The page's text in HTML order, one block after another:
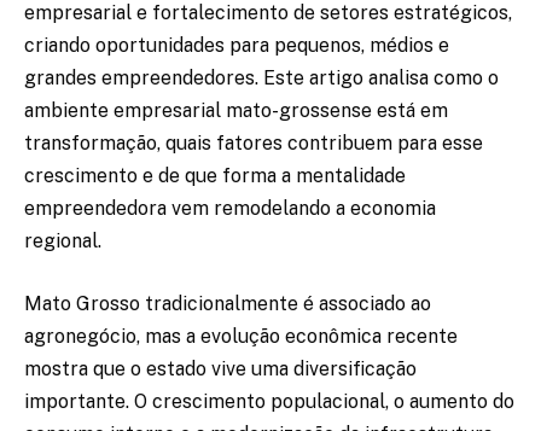
empresarial e fortalecimento de setores estratégicos,
criando oportunidades para pequenos, médios e
grandes empreendedores. Este artigo analisa como o
ambiente empresarial mato-grossense está em
transformação, quais fatores contribuem para esse
crescimento e de que forma a mentalidade
empreendedora vem remodelando a economia
regional.
Mato Grosso tradicionalmente é associado ao
agronegócio, mas a evolução econômica recente
mostra que o estado vive uma diversificação
importante. O crescimento populacional, o aumento do